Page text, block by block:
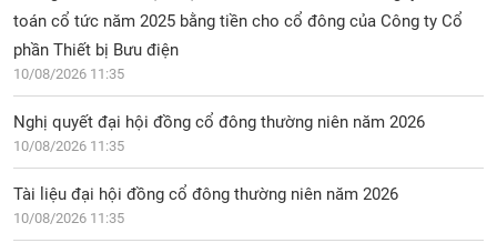
toán cổ tức năm 2025 bằng tiền cho cổ đông của Công ty Cổ
phần Thiết bị Bưu điện
10/08/2026 11:35
Nghị quyết đại hội đồng cổ đông thường niên năm 2026
10/08/2026 11:35
Tài liệu đại hội đồng cổ đông thường niên năm 2026
10/08/2026 11:35